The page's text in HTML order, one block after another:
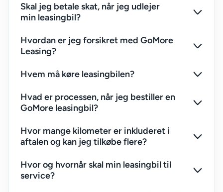
Skal jeg betale skat, når jeg udlejer
min leasingbil?
Hvordan er jeg forsikret med GoMore
Leasing?
Hvem må køre leasingbilen?
Hvad er processen, når jeg bestiller en
GoMore leasingbil?
Hvor mange kilometer er inkluderet i
aftalen og kan jeg tilkøbe flere?
Hvor og hvornår skal min leasingbil til
service?